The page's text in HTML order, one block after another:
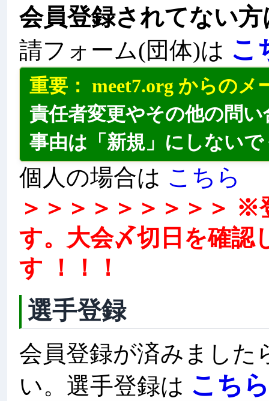
会員登録されてない
請フォーム(団体)は こ
重要： meet7.org からの
責任者変更やその他の問
事由は「新規」にしない
個人の場合は こちら
＞＞＞＞＞＞＞＞＞
す。大会〆切日を確認
す ！！！
選手登録
会員登録が済みました
い。選手登録は こち